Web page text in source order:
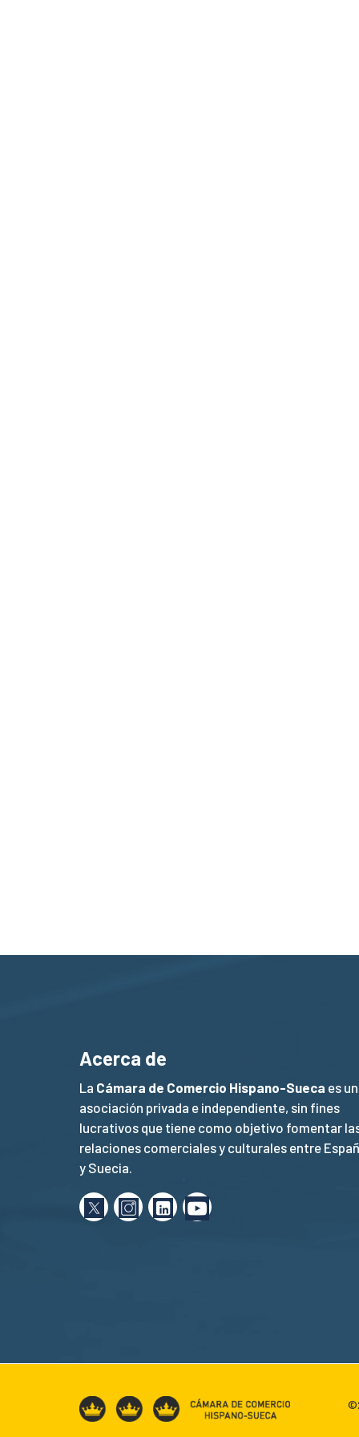
Acerca de
La Cámara de Comercio Hispano-Sueca es
asociación privada e independiente, sin fines
lucrativos que tiene como objetivo fomentar
relaciones comerciales y culturales entre
y Suecia.